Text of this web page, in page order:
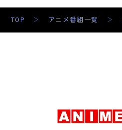
TOP アニメ番組一覧